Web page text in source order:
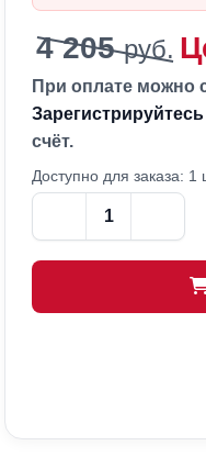
4 205руб.
При оплате можно
Зарегистрируйтесь
счёт.
Доступно для заказа: 1